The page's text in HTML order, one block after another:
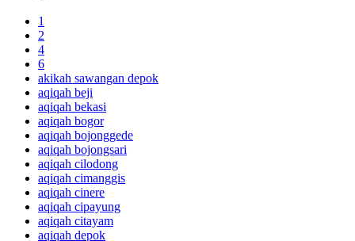
1
2
4
6
akikah sawangan depok
aqiqah beji
aqiqah bekasi
aqiqah bogor
aqiqah bojonggede
aqiqah bojongsari
aqiqah cilodong
aqiqah cimanggis
aqiqah cinere
aqiqah cipayung
aqiqah citayam
aqiqah depok